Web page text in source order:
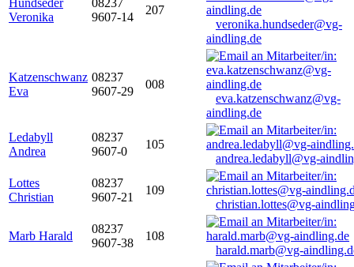
Hundseder
Veronika
08237
9607-14
207
veronika.hundseder@vg-
aindling.de
Katzenschwanz
Eva
08237
9607-29
008
eva.katzenschwanz@vg-
aindling.de
Ledabyll
Andrea
08237
9607-0
105
andrea.ledabyll@vg-
Lottes
Christian
08237
9607-21
109
christian.lottes@vg-
Marb Harald
08237
9607-38
108
harald.marb@vg-